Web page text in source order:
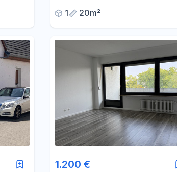
1
20m²
1.200 €